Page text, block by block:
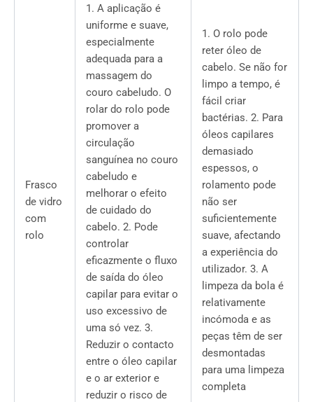
Frasco
de vidro
com
rolo
1. A aplicação é
uniforme e suave,
especialmente
adequada para a
massagem do
couro cabeludo. O
rolar do rolo pode
promover a
circulação
sanguínea no couro
cabeludo e
melhorar o efeito
de cuidado do
cabelo. 2. Pode
controlar
eficazmente o fluxo
de saída do óleo
capilar para evitar o
uso excessivo de
uma só vez. 3.
Reduzir o contacto
entre o óleo capilar
e o ar exterior e
reduzir o risco de
1. O rolo pode
reter óleo de
cabelo. Se não for
limpo a tempo, é
fácil criar
bactérias. 2. Para
óleos capilares
demasiado
espessos, o
rolamento pode
não ser
suficientemente
suave, afectando
a experiência do
utilizador. 3. A
limpeza da bola é
relativamente
incómoda e as
peças têm de ser
desmontadas
para uma limpeza
completa